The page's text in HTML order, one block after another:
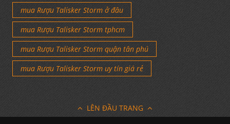
mua Rượu Talisker Storm ở đâu
mua Rượu Talisker Storm tphcm
mua Rượu Talisker Storm quận tân phú
mua Rượu Talisker Storm uy tín giá rẻ
LÊN ĐẦU TRANG